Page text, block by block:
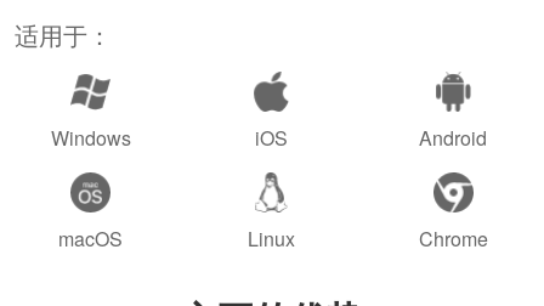
适用于：
Windows iOS Android
macOS Linux Chrome